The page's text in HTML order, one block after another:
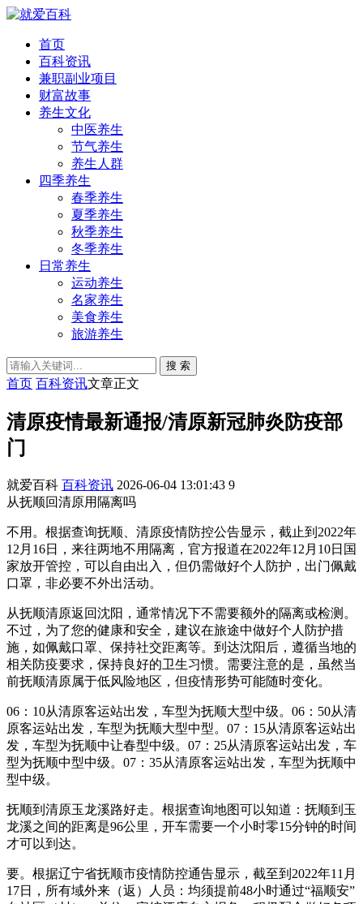
首页
百科资讯
兼职副业项目
财富故事
养生文化
中医养生
节气养生
养生人群
四季养生
春季养生
夏季养生
秋季养生
冬季养生
日常养生
运动养生
名家养生
美食养生
旅游养生
搜 索
首页 百科资讯文章正文
清原疫情最新通报/清原新冠肺炎防疫部
门
就爱百科 百科资讯 2026-06-04 13:01:43 9
从抚顺回清原用隔离吗
不用。根据查询抚顺、清原疫情防控公告显示，截止到2022年
12月16日，来往两地不用隔离，官方报道在2022年12月10日国
家放开管控，可以自由出入，但仍需做好个人防护，出门佩戴
口罩，非必要不外出活动。
从抚顺清原返回沈阳，通常情况下不需要额外的隔离或检测。
不过，为了您的健康和安全，建议在旅途中做好个人防护措
施，如佩戴口罩、保持社交距离等。到达沈阳后，遵循当地的
相关防疫要求，保持良好的卫生习惯。需要注意的是，虽然当
前抚顺清原属于低风险地区，但疫情形势可能随时变化。
06：10从清原客运站出发，车型为抚顺大型中级。06：50从清
原客运站出发，车型为抚顺大型中型。07：15从清原客运站出
发，车型为抚顺中让春型中级。07：25从清原客运站出发，车
型为抚顺中型中级。07：35从清原客运站出发，车型为抚顺中
型中级。
抚顺到清原玉龙溪路好走。根据查询地图可以知道：抚顺到玉
龙溪之间的距离是96公里，开车需要一个小时零15分钟的时间
才可以到达。
要。根据辽宁省抚顺市疫情防控通告显示，截至到2022年11月
17日，所有域外来（返）人员：均须提前48小时通过“福顺安”